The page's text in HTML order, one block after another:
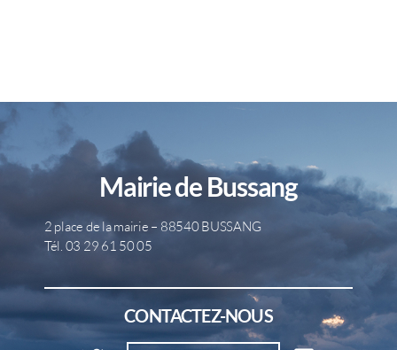
Mairie de Bussang
2 place de la mairie – 88540 BUSSANG
Tél. 03 29 61 50 05
CONTACTEZ-NOUS